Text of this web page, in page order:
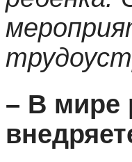
– В мире